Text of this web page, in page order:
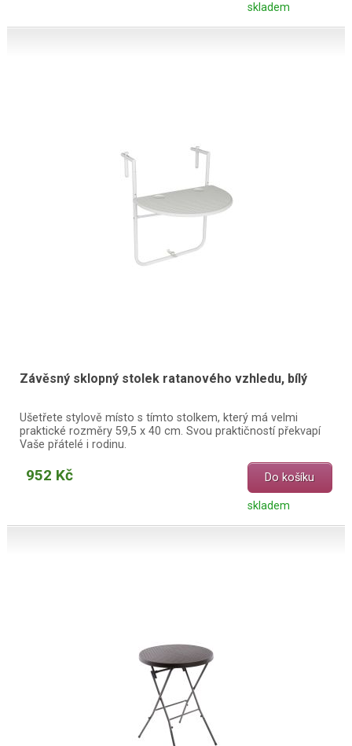
skladem
Závěsný sklopný stolek ratanového vzhledu, bílý
Ušetřete stylově místo s tímto stolkem, který má velmi
praktické rozměry 59,5 x 40 cm. Svou praktičností překvapí
Vaše přátelé i rodinu.
952 Kč Do košíku
skladem